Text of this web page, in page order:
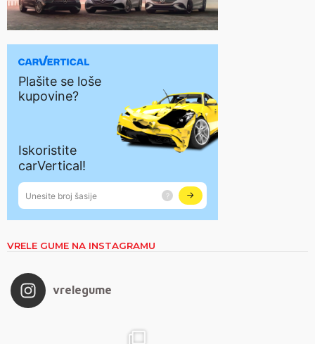
VRELE GUME NA INSTAGRAMU
vrelegume